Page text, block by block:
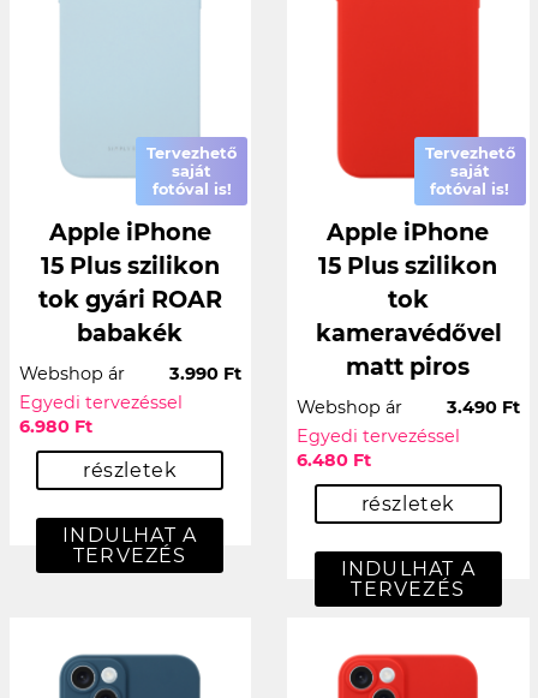
Tervezhető
saját
fotóval is!
Apple iPhone
15 Plus szilikon
tok gyári ROAR
babakék
Webshop ár
3.990 Ft
Egyedi tervezéssel
6.980 Ft
részletek
INDULHAT A
TERVEZÉS
Tervezhető
saját
fotóval is!
Apple iPhone
15 Plus szilikon
tok
kameravédővel
matt piros
Webshop ár
3.490 Ft
Egyedi tervezéssel
6.480 Ft
részletek
INDULHAT A
TERVEZÉS